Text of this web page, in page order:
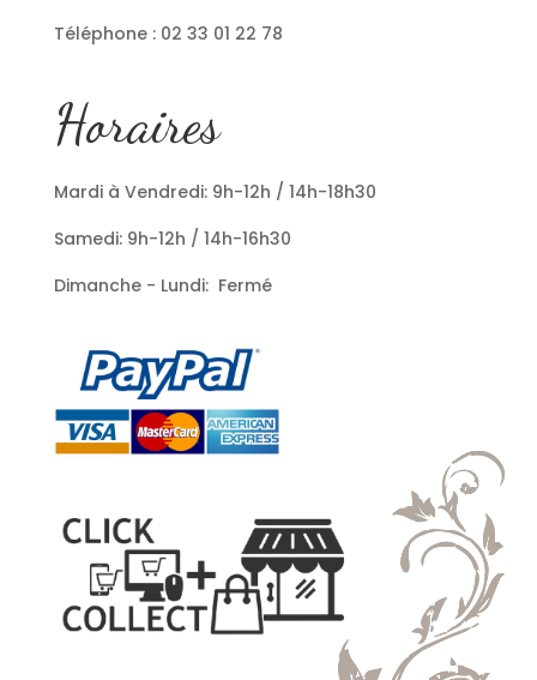
Téléphone : 02 33 01 22 78
Horaires
Mardi à Vendredi: 9h-12h / 14h-18h30
Samedi: 9h-12h / 14h-16h30
Dimanche - Lundi: Fermé